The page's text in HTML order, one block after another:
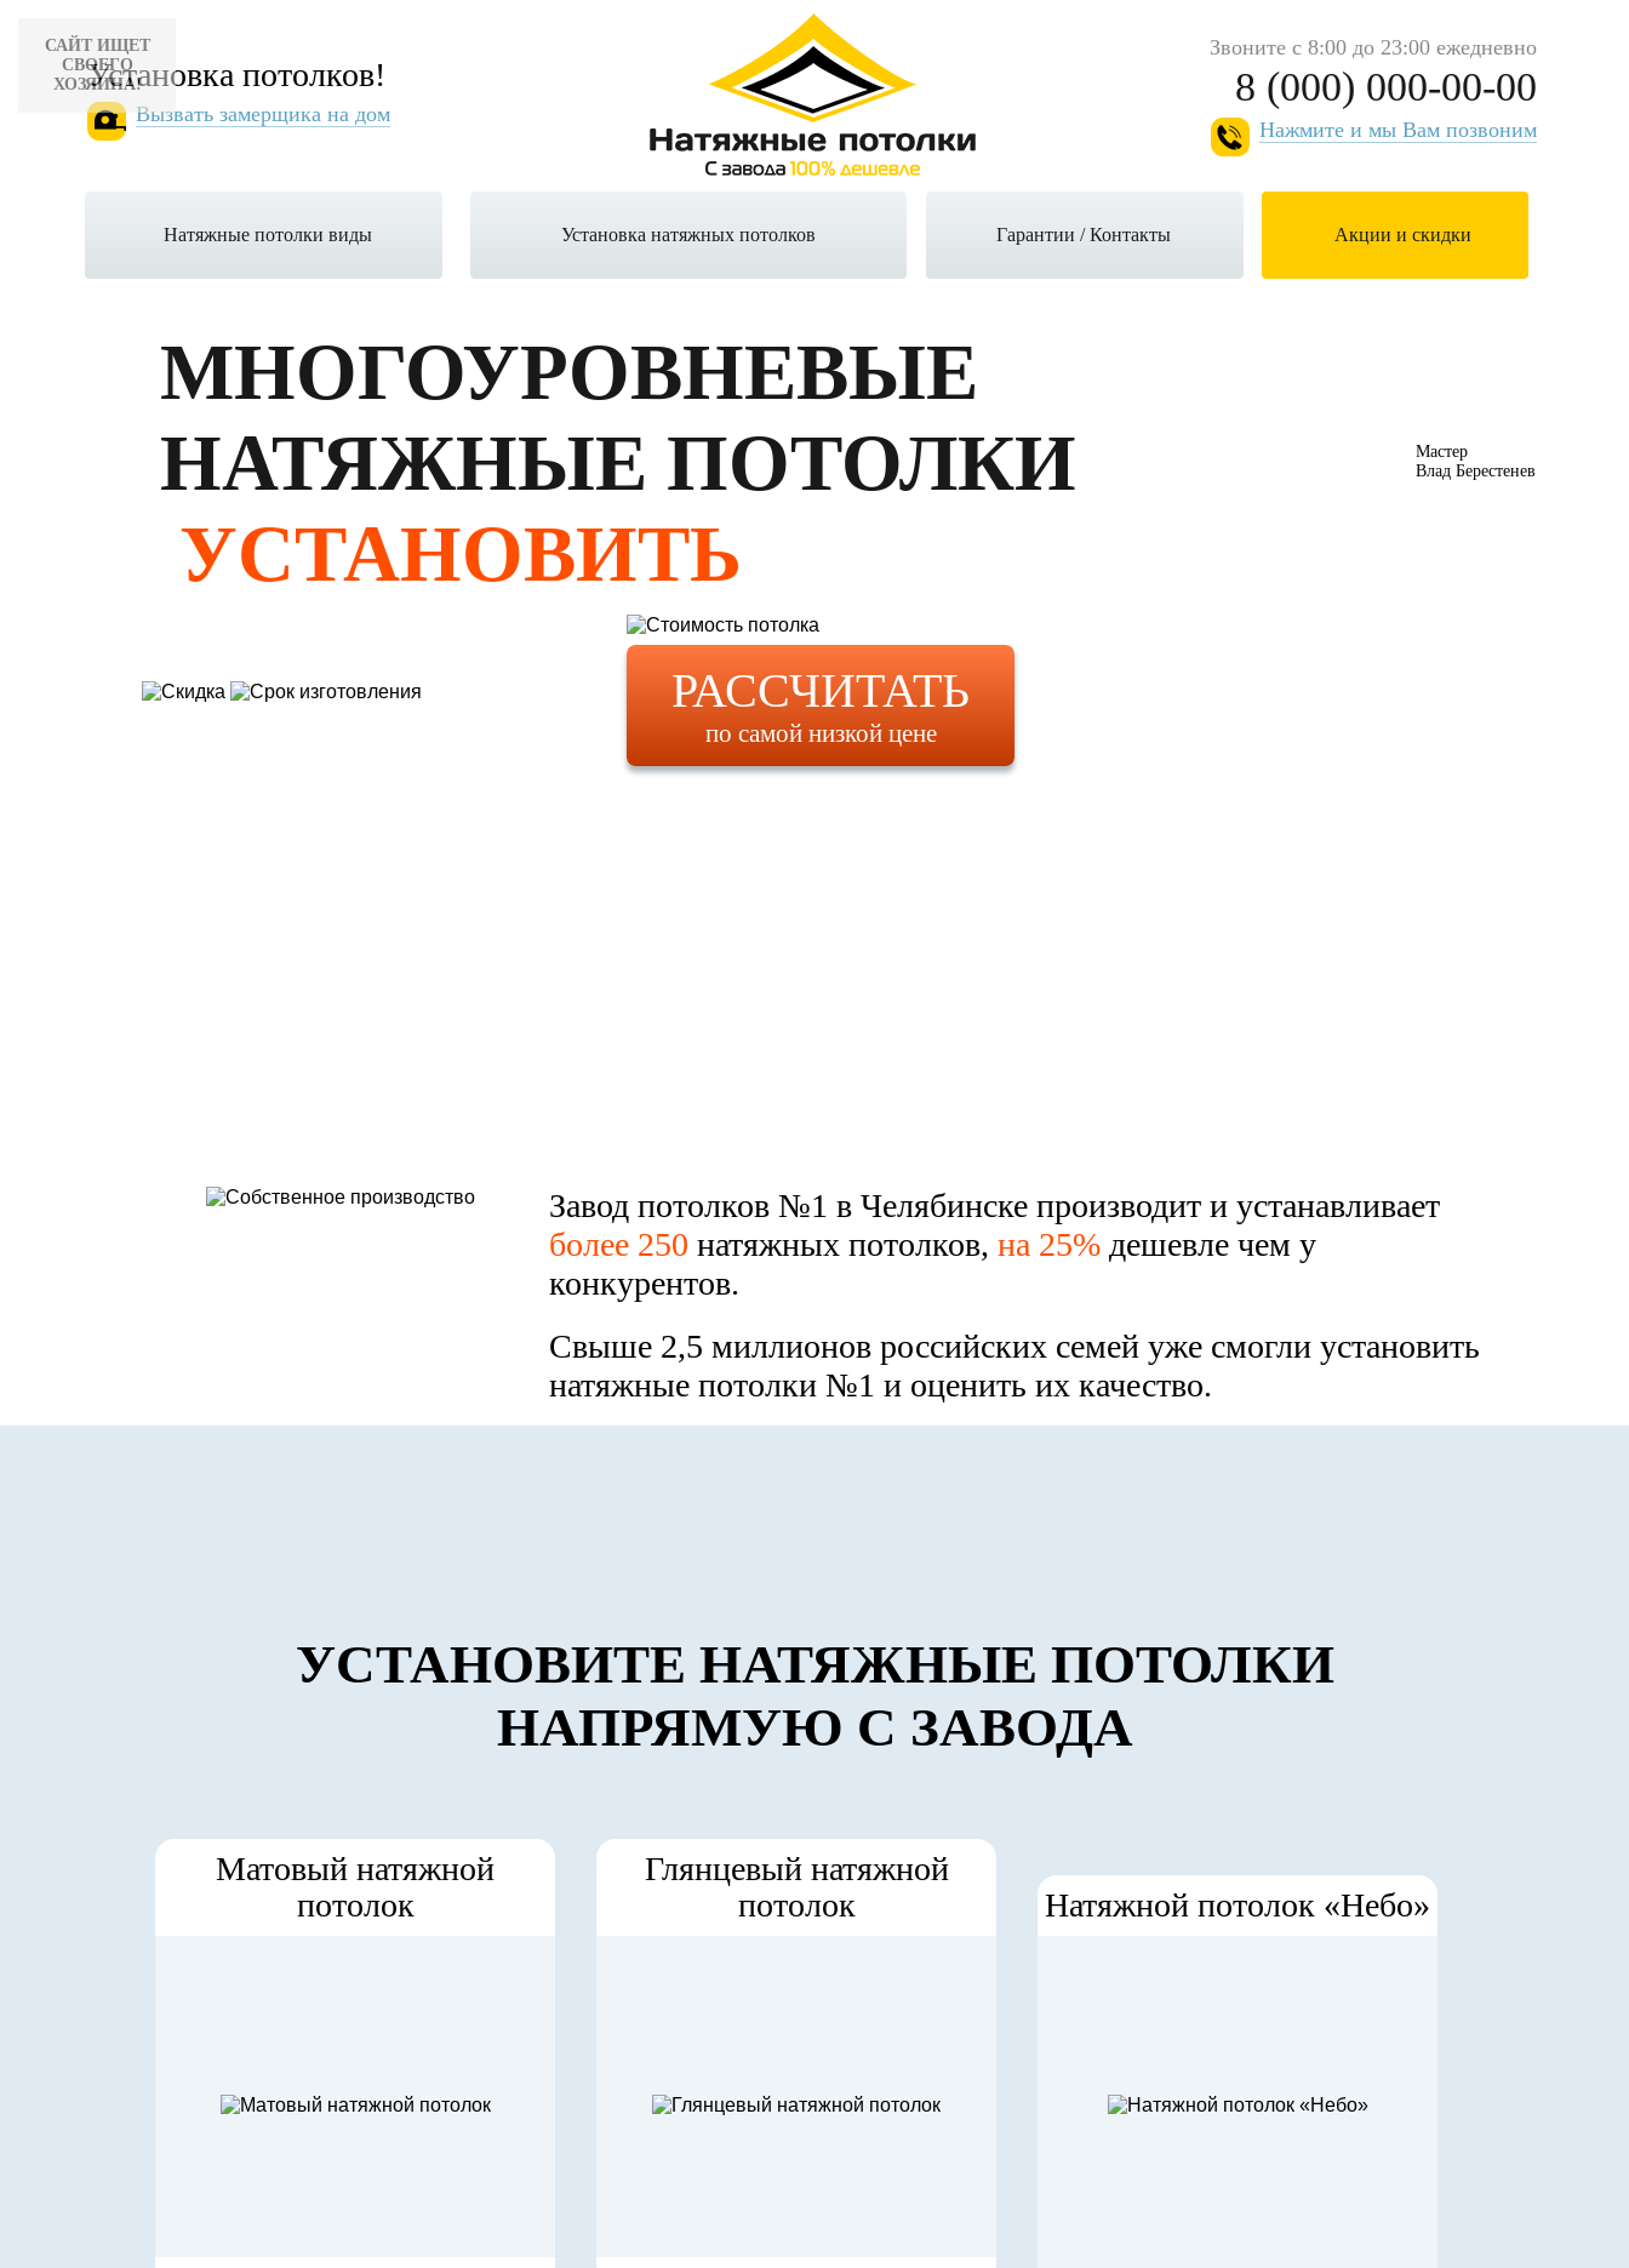
Установка потолков!
Вызвать замерщика на дом
Звоните с 8:00 до 23:00 ежедневно
8 (000) 000-00-00
Нажмите и мы Вам позвоним
Натяжные потолки виды Установка натяжных потолков Гарантии / Контакты Акции и скидки
МНОГОУРОВНЕВЫЕ
НАТЯЖНЫЕ ПОТОЛКИ
УСТАНОВИТЬ
РАССЧИТАТЬ
по самой низкой цене
Мастер
Влад Берестенев
Завод потолков №1 в Челябинске производит и устанавливает
более 250 натяжных потолков, на 25%дешевле чем у
конкурентов.
Свыше 2,5 миллионов российских семей уже смогли установить
натяжные потолки №1 и оценить их качество.
УСТАНОВИТЕ НАТЯЖНЫЕ ПОТОЛКИ
НАПРЯМУЮ С ЗАВОДА
Матовый натяжной
потолок
Глянцевый натяжной
потолок
Натяжной потолок «Небо»
САЙТ ИЩЕТ
СВОЕГО
ХОЗЯИНА!